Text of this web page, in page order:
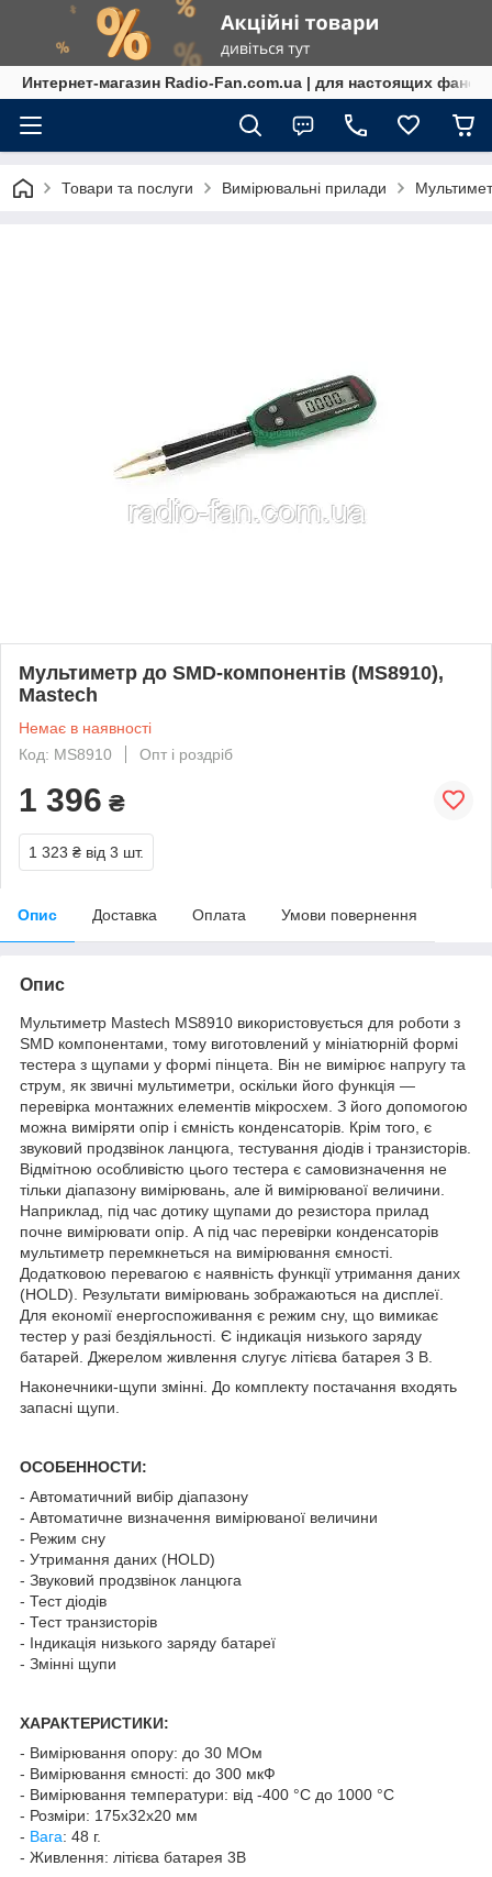
Интернет-магазин Radio-Fan.com.ua | для настоящих фанов!
Товари та послуги Вимірювальні прилади
Мультиметр до SMD-компонентів (MS8910),
Mastech
Немає в наявності
Код: MS8910
Опт і роздріб
1 396 ₴
1 323 ₴ від 3 шт.
Опис Доставка Оплата Умови повернення
Опис
Мультиметр Mastech MS8910 використовується для роботи з
SMD компонентами, тому виготовлений у мініатюрній формі
тестера з щупами у формі пінцета. Він не вимірює напругу та
струм, як звичні мультиметри, оскільки його функція —
перевірка монтажних елементів мікросхем. З його допомогою
можна виміряти опір і ємність конденсаторів. Крім того, є
звуковий продзвінок ланцюга, тестування діодів і транзисторів.
Відмітною особливістю цього тестера є самовизначення не
тільки діапазону вимірювань, але й вимірюваної величини.
Наприклад, під час дотику щупами до резистора прилад
почне вимірювати опір. А під час перевірки конденсаторів
мультиметр перемкнеться на вимірювання ємності.
Додатковою перевагою є наявність функції утримання даних
(HOLD). Результати вимірювань зображаються на дисплеї.
Для економії енергоспоживання є режим сну, що вимикає
тестер у разі бездіяльності. Є індикація низького заряду
батарей. Джерелом живлення слугує літієва батарея 3 В.
Наконечники-щупи змінні. До комплекту постачання входять
запасні щупи.
ОСОБЕННОСТИ:
- Автоматичний вибір діапазону
- Автоматичне визначення вимірюваної величини
- Режим сну
- Утримання даних (HOLD)
- Звуковий продзвінок ланцюга
- Тест діодів
- Тест транзисторів
- Індикація низького заряду батареї
- Змінні щупи
ХАРАКТЕРИСТИКИ:
- Вимірювання опору: до 30 МОм
- Вимірювання ємності: до 300 мкФ
- Вимірювання температури: від -400 °C до 1000 °C
- Розміри: 175х32х20 мм
- Вага: 48 г.
- Живлення: літієва батарея 3В